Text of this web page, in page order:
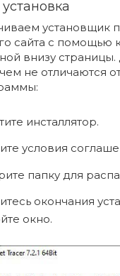
установщик
сайта с помощью
внизу
не отличаются
инсталлятор.
условия
папку для
окончания
окно.